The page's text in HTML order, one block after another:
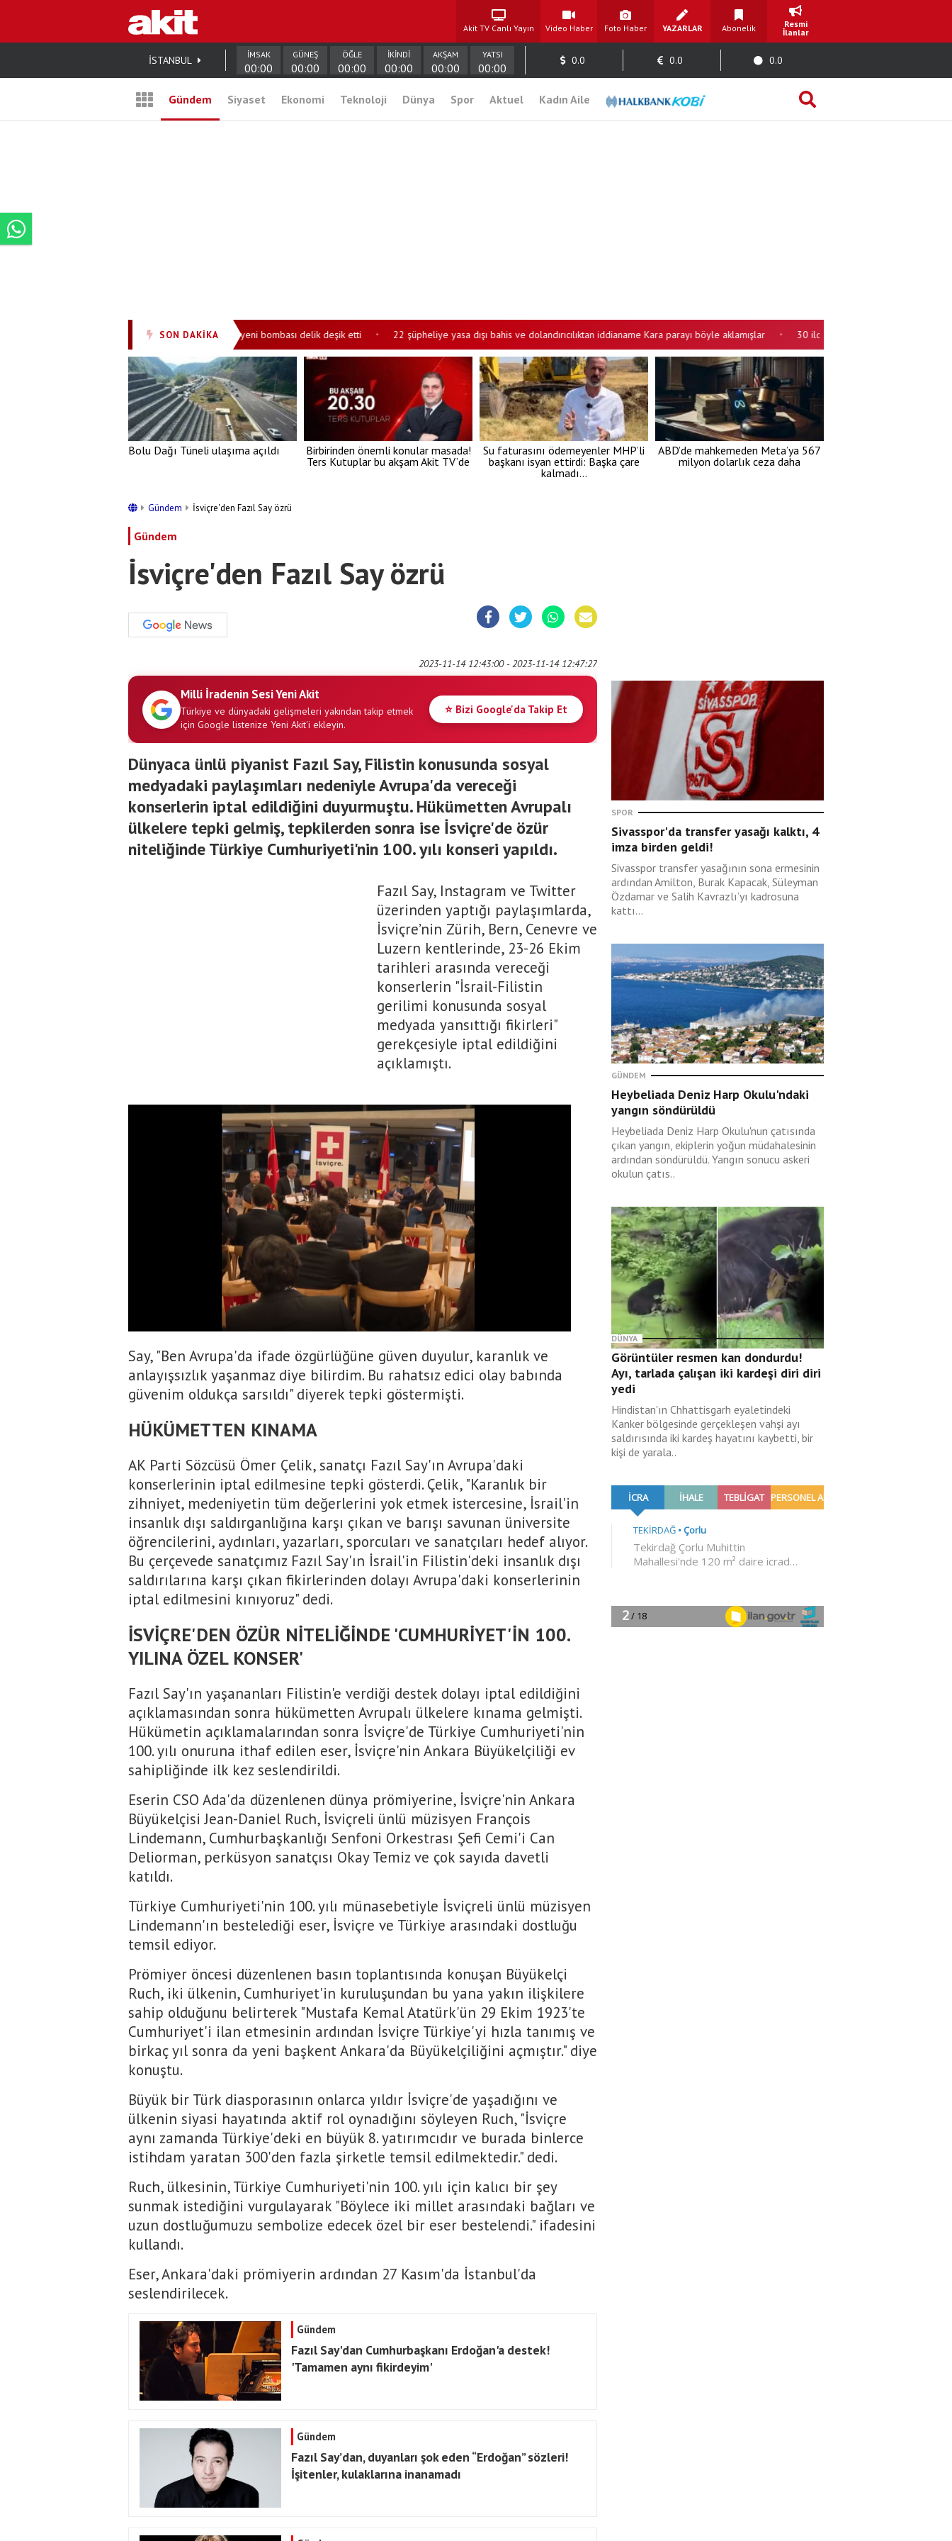
Akit TV Canlı Yayın Video Haber Foto Haber YAZARLAR Abonelik
Resmi
İlanlar
İSTANBUL İMSAK
00:00
GÜNEŞ
00:00
ÖĞLE
00:00
İKİNDİ
00:00
AKŞAM
00:00
YATSI
00:00
0.0 0.0 0.0
Gündem Siyaset Ekonomi Teknoloji Dünya Spor Aktuel Kadın Aile
SON DAKİKA
ASELSAN tarihi gelişmeyi duyurdu: Türkiye'nin yeni bombası delik deşik etti • 22 şüpheliye yasa dışı bahis ve dolandırıcılıktan iddianame Kara parayı böyle aklamışlar • 30 ilde dev DEAŞ operasyonu! Çok sayıda
Bolu Dağı Tüneli ulaşıma açıldı
Birbirinden önemli konular masada!
Ters Kutuplar bu akşam Akit TV’de
Su faturasını ödemeyenler MHP’li
başkanı isyan ettirdi: Başka çare
kalmadı…
ABD’de mahkemeden Meta’ya 567
milyon dolarlık ceza daha
Gündem İsviçre'den Fazıl Say özrü
Gündem
İsviçre'den Fazıl Say özrü
2023-11-14 12:43:00 - 2023-11-14 12:47:27
Milli İradenin Sesi Yeni Akit
Türkiye ve dünyadaki gelişmeleri yakından takip etmek
için Google listenize Yeni Akit'i ekleyin.
⭐ Bizi Google'da Takip Et
Dünyaca ünlü piyanist Fazıl Say, Filistin konusunda sosyal
medyadaki paylaşımları nedeniyle Avrupa'da vereceği
konserlerin iptal edildiğini duyurmuştu. Hükümetten Avrupalı
ülkelere tepki gelmiş, tepkilerden sonra ise İsviçre'de özür
niteliğinde Türkiye Cumhuriyeti'nin 100. yılı konseri yapıldı.
Fazıl Say, Instagram ve Twitter
üzerinden yaptığı paylaşımlarda,
İsviçre’nin Zürih, Bern, Cenevre ve
Luzern kentlerinde, 23-26 Ekim
tarihleri arasında vereceği
konserlerin "İsrail-Filistin
gerilimi konusunda sosyal
medyada yansıttığı fikirleri"
gerekçesiyle iptal edildiğini
açıklamıştı.
Say, "Ben Avrupa'da ifade özgürlüğüne güven duyulur, karanlık ve
anlayışsızlık yaşanmaz diye bilirdim. Bu rahatsız edici olay babında
güvenim oldukça sarsıldı" diyerek tepki göstermişti.
HÜKÜMETTEN KINAMA
AK Parti Sözcüsü Ömer Çelik, sanatçı Fazıl Say'ın Avrupa'daki
konserlerinin iptal edilmesine tepki gösterdi. Çelik, "Karanlık bir
zihniyet, medeniyetin tüm değerlerini yok etmek istercesine, İsrail'in
insanlık dışı saldırganlığına karşı çıkan ve barışı savunan üniversite
öğrencilerini, aydınları, yazarları, sporcuları ve sanatçıları hedef alıyor.
Bu çerçevede sanatçımız Fazıl Say'ın İsrail'in Filistin'deki insanlık dışı
saldırılarına karşı çıkan fikirlerinden dolayı Avrupa'daki konserlerinin
iptal edilmesini kınıyoruz" dedi.
İSVİÇRE'DEN ÖZÜR NİTELİĞİNDE 'CUMHURİYET'İN 100.
YILINA ÖZEL KONSER'
Fazıl Say'ın yaşananları Filistin'e verdiği destek dolayı iptal edildiğini
açıklamasından sonra hükümetten Avrupalı ülkelere kınama gelmişti.
Hükümetin açıklamalarından sonra İsviçre'de Türkiye Cumhuriyeti'nin
100. yılı onuruna ithaf edilen eser, İsviçre'nin Ankara Büyükelçiliği ev
sahipliğinde ilk kez seslendirildi.
Eserin CSO Ada'da düzenlenen dünya prömiyerine, İsviçre'nin Ankara
Büyükelçisi Jean-Daniel Ruch, İsviçreli ünlü müzisyen François
Lindemann, Cumhurbaşkanlığı Senfoni Orkestrası Şefi Cemi'i Can
Deliorman, perküsyon sanatçısı Okay Temiz ve çok sayıda davetli
katıldı.
Türkiye Cumhuriyeti'nin 100. yılı münasebetiyle İsviçreli ünlü müzisyen
Lindemann'ın bestelediği eser, İsviçre ve Türkiye arasındaki dostluğu
temsil ediyor.
Prömiyer öncesi düzenlenen basın toplantısında konuşan Büyükelçi
Ruch, iki ülkenin, Cumhuriyet'in kuruluşundan bu yana yakın ilişkilere
sahip olduğunu belirterek "Mustafa Kemal Atatürk'ün 29 Ekim 1923'te
Cumhuriyet'i ilan etmesinin ardından İsviçre Türkiye'yi hızla tanımış ve
birkaç yıl sonra da yeni başkent Ankara'da Büyükelçiliğini açmıştır." diye
konuştu.
Büyük bir Türk diasporasının onlarca yıldır İsviçre'de yaşadığını ve
ülkenin siyasi hayatında aktif rol oynadığını söyleyen Ruch, "İsviçre
aynı zamanda Türkiye'deki en büyük 8. yatırımcıdır ve burada binlerce
istihdam yaratan 300'den fazla şirketle temsil edilmektedir." dedi.
Ruch, ülkesinin, Türkiye Cumhuriyeti'nin 100. yılı için kalıcı bir şey
sunmak istediğini vurgulayarak "Böylece iki millet arasındaki bağları ve
uzun dostluğumuzu sembolize edecek özel bir eser bestelendi." ifadesini
kullandı.
Eser, Ankara'daki prömiyerin ardından 27 Kasım'da İstanbul'da
seslendirilecek.
Gündem
Fazıl Say'dan Cumhurbaşkanı Erdoğan'a destek!
'Tamamen aynı fikirdeyim'
Gündem
Fazıl Say’dan, duyanları şok eden “Erdoğan” sözleri!
İşitenler, kulaklarına inanamadı
SPOR
Sivasspor'da transfer yasağı kalktı, 4
imza birden geldi!
Sivasspor transfer yasağının sona ermesinin
ardından Amilton, Burak Kapacak, Süleyman
Özdamar ve Salih Kavrazlı’yı kadrosuna
kattı...
GÜNDEM
Heybeliada Deniz Harp Okulu'ndaki
yangın söndürüldü
Heybeliada Deniz Harp Okulu'nun çatısında
çıkan yangın, ekiplerin yoğun müdahalesinin
ardından söndürüldü. Yangın sonucu askeri
okulun çatıs..
DÜNYA
Görüntüler resmen kan dondurdu!
Ayı, tarlada çalışan iki kardeşi diri diri
yedi
Hindistan'ın Chhattisgarh eyaletindeki
Kanker bölgesinde gerçekleşen vahşi ayı
saldırısında iki kardeş hayatını kaybetti, bir
kişi de yarala..